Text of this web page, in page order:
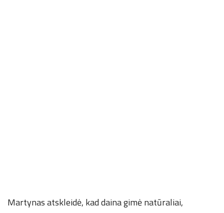
Martynas atskleidė, kad daina gimė natūraliai,